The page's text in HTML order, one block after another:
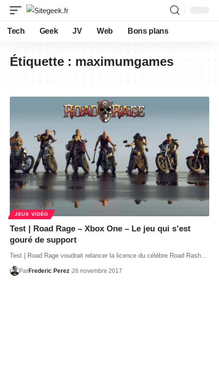
Tech Geek JV Web Bons plans
Étiquette : maximumgames
JEUX VIDÉO
Test | Road Rage – Xbox One – Le jeu qui s’est
gouré de support
Test | Road Rage voudrait relancer la licence du célèbre Road Rash…
ParFrederic Perez 26 novembre 2017